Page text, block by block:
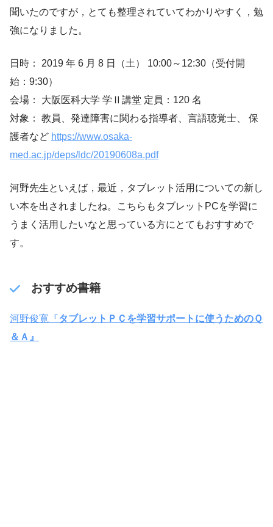
聞いたのですが，とても整理されていてわかりやすく，勉
強になりました。
日時： 2019 年 6 月 8 日（土） 10:00～12:30（受付開
始：9:30）
会場： 大阪医科大学 学Ⅱ講堂 定員：120 名
対象： 教員、発達障害に関わる指導者、言語聴覚士、 保
護者など https://www.osaka-
med.ac.jp/deps/ldc/20190608a.pdf
河野先生といえば，最近，タブレット活用についての新し
い本を出されましたね。こちらもタブレットPCを学習に
うまく活用したいなと思っている方にとてもおすすめで
す。
おすすめ書籍
河野俊寛『タブレットＰＣを学習サポートに使うためのＱ
＆Ａ』